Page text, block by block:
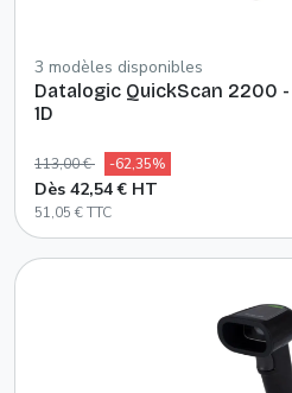
3 modèles disponibles
Datalogic QuickScan 2200
1D
113,00 € -62,35%
Dès 42,54 € HT
51,05 € TTC